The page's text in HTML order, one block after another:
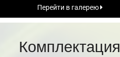
Перейти в галерею
Комплектация